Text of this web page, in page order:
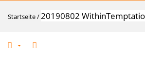
Startseite/20190802